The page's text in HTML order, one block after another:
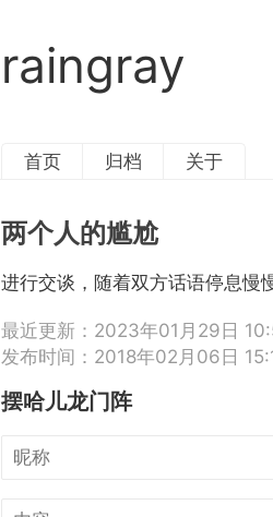
raingray
首页 归档 关于
两个人的尴尬
进行交谈，随着双方话语停息慢
最近更新： 2023年01月29日
发布时间： 2018年02月06日
摆哈儿龙门阵